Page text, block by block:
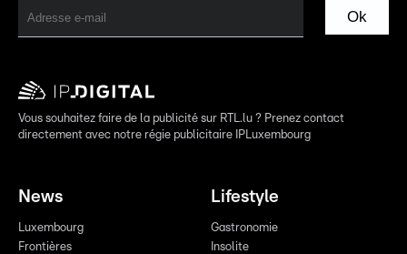
Ok
Vous souhaitez faire de la publicité sur RTL.lu ? Prenez contact
directement avec notre régie publicitaire IPLuxembourg
News
Luxembourg
Frontières
Lifestyle
Gastronomie
Insolite